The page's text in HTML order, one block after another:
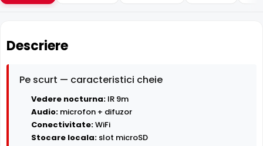
Descriere
Pe scurt — caracteristici cheie
Vedere nocturna: IR 9m
Audio: microfon + difuzor
Conectivitate:WiFi
Stocare locala: slot microSD